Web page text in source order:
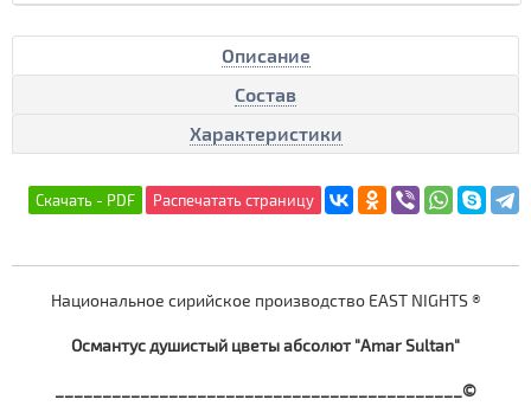
Описание
Состав
Характеристики
Национальное сирийское производство EAST NIGHTS ®
Османтус душистый цветы абсолют "Amar Sultan"
___________________________________________©